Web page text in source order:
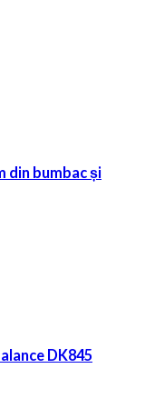
din bumbac și
DK845